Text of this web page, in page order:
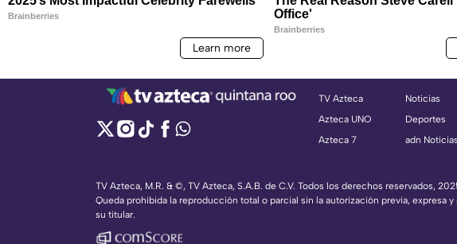
TV Azteca
Azteca UNO
Azteca 7
Noticias
Deportes
adn Noticias
TV Azteca, M.R. & ©, TV Azteca, S.A.B. de C.V. Todos los derechos reservados,
Queda prohibida la reproducción total o parcial sin la autorización previa, expresa
su titular.